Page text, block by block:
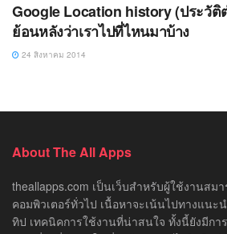
Google Location history (ประวั
ย้อนหลังว่าเราไปที่ไหนมาบ้าง
24 สิงหาคม 2014
About The All Apps
theallapps.com เป็นเว็บสำหรับผู้ใช้งานสม
คอมพิวเตอร์ทั่วไป เนื้อหาจะเน้นไปทางแนะ
ทิป เทคนิคการใช้งานที่น่าสนใจ ทั้งนี้ยังมีกา